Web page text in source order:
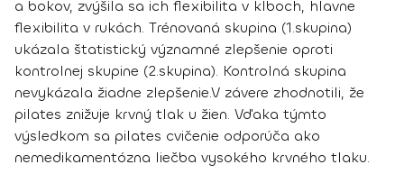
a bokov, zvýšila sa ich flexibilita v kĺboch, hlavne
flexibilita v rukách. Trénovaná skupina (1.skupina)
ukázala štatistický významné zlepšenie oproti
kontrolnej skupine (2.skupina). Kontrolná skupina
nevykázala žiadne zlepšenie.V závere zhodnotili, že
pilates znižuje krvný tlak u žien. Vďaka týmto
výsledkom sa pilates cvičenie odporúča ako
nemedikamentózna liečba vysokého krvného tlaku.